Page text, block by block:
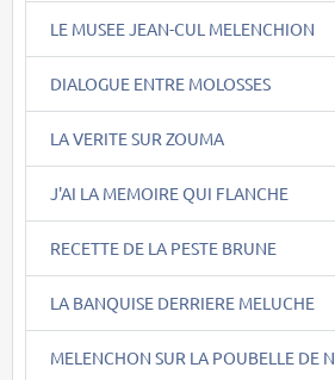
LE MUSEE JEAN-CUL MELENCHION
DIALOGUE ENTRE MOLOSSES
LA VERITE SUR ZOUMA
J'AI LA MEMOIRE QUI FLANCHE
RECETTE DE LA PESTE BRUNE
LA BANQUISE DERRIERE MELUCHE
MELENCHON SUR LA POUBELLE DE N